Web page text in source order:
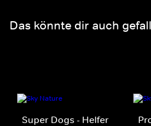
Das könnte dir auch
Super Dogs - Helfer